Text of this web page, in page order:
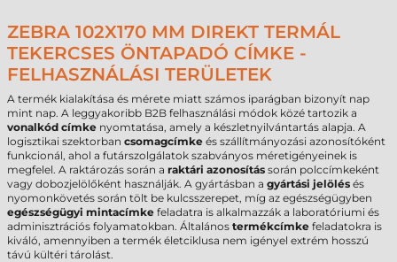
ZEBRA 102X170 MM DIREKT TERMÁL
TEKERCSES ÖNTAPADÓ CÍMKE -
FELHASZNÁLÁSI TERÜLETEK
A termék kialakítása és mérete miatt számos iparágban bizonyít nap
mint nap. A leggyakoribb B2B felhasználási módok közé tartozik a
vonalkód címke nyomtatása, amely a készletnyilvántartás alapja. A
logisztikai szektorban csomagcímke és szállítmányozási azonosítóként
funkcionál, ahol a futárszolgálatok szabványos méretigényeinek is
megfelel. A raktározás során a raktári azonosítás során polccímkeként
vagy dobozjelölőként használják. A gyártásban a gyártási jelölés és
nyomonkövetés során tölt be kulcsszerepet, míg az egészségügyben
egészségügyi mintacímke feladatra is alkalmazzák a laboratóriumi és
adminisztrációs folyamatokban. Általános termékcímke feladatokra is
kiváló, amennyiben a termék életciklusa nem igényel extrém hosszú
távú kültéri tárolást.